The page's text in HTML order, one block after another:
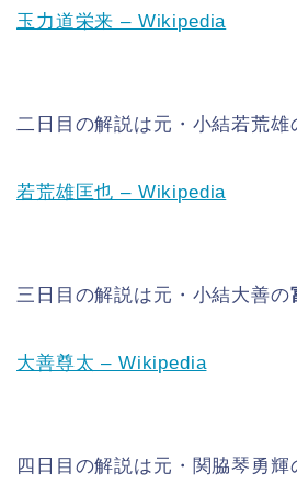
玉力道栄来 – Wikipedia
二日目の解説は元・小結若荒雄
若荒雄匡也 – Wikipedia
三日目の解説は元・小結大善の
大善尊太 – Wikipedia
四日目の解説は元・関脇琴勇輝